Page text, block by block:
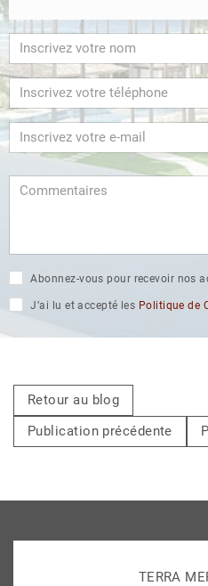
Abonnez-vous pour recevoir nos
J’ai lu et accepté les Politique de
Retour au blog
Publication précédente
TERRA